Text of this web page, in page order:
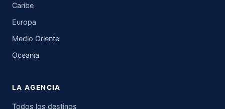
Caribe
Europa
Medio Oriente
Oceanía
LA AGENCIA
Todos los destinos